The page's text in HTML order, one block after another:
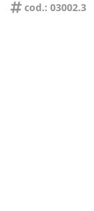
cod.: 03002.3